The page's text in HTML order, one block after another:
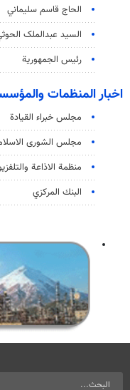
الحاج قاسم سليماني
السید عبدالملک
رئيس الجمهورية
اخبار المنظمات
مجلس خبراء القيادة
مجلس الشورى
منظمة الاذاعة
البنك المركزي